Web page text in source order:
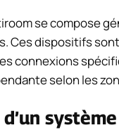
se compose
Ces dispositifs
connexions
selon les